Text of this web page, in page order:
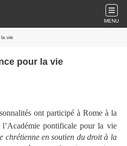
MENU
vie
pour la vie
ont participé à Rome à la
l’Académie pontificale pour la vie
chrétienne en soutien du droit à la